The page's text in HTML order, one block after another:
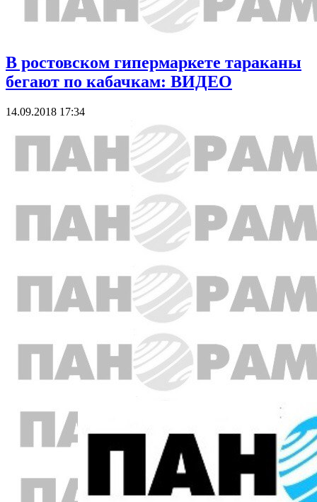
В ростовском гипермаркете тараканы
бегают по кабачкам: ВИДЕО
14.09.2018 17:34